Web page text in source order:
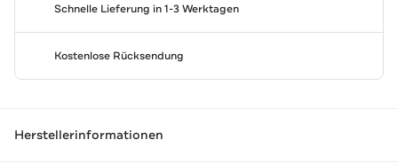
Schnelle Lieferung in 1-3 Werktagen
Kostenlose Rücksendung
Herstellerinformationen